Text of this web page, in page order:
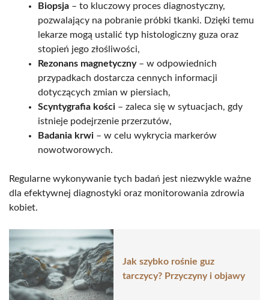
Biopsja – to kluczowy proces diagnostyczny,
pozwalający na pobranie próbki tkanki. Dzięki temu
lekarze mogą ustalić typ histologiczny guza oraz
stopień jego złośliwości,
Rezonans magnetyczny– w odpowiednich
przypadkach dostarcza cennych informacji
dotyczących zmian w piersiach,
Scyntygrafia kości – zaleca się w sytuacjach, gdy
istnieje podejrzenie przerzutów,
Badania krwi – w celu wykrycia markerów
nowotworowych.
Regularne wykonywanie tych badań jest niezwykle ważne
dla efektywnej diagnostyki oraz monitorowania zdrowia
kobiet.
Jak szybko rośnie guz
tarczycy? Przyczyny i objawy